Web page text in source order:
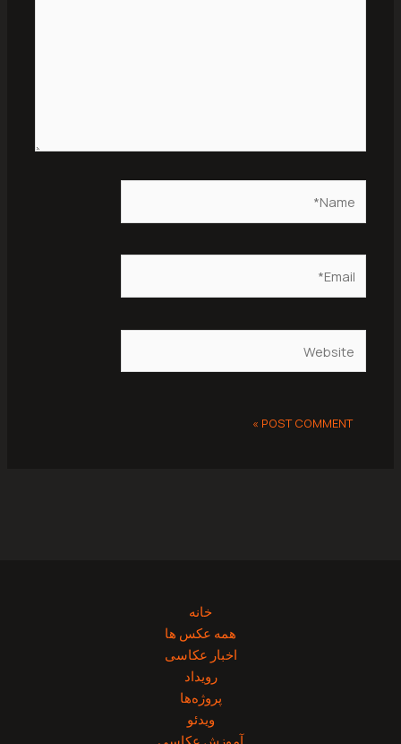
خانه
همه عکس ها
اخبار عکاسی
رویداد
پروژه‌‌ها
ویدئو